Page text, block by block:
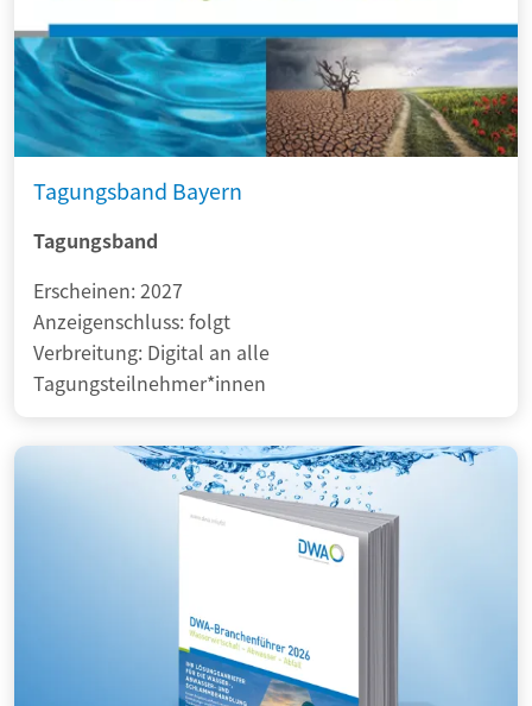
Tagungsband Bayern
Tagungsband
Erscheinen: 2027
Anzeigenschluss: folgt
Verbreitung: Digital an alle
Tagungsteilnehmer*innen